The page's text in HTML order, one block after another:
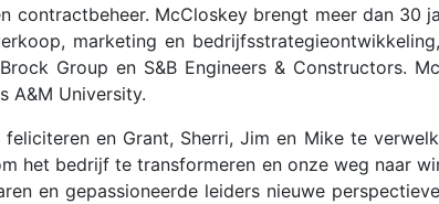
contractbeheer. McCloskey brengt meer dan 30
marketing en
Group en S&B Engineers & Constructors.
A&M University.
en Grant, Sherri, Jim en Mike te
het bedrijf te transformeren en onze weg naar
en gepassioneerde leiders nieuwe